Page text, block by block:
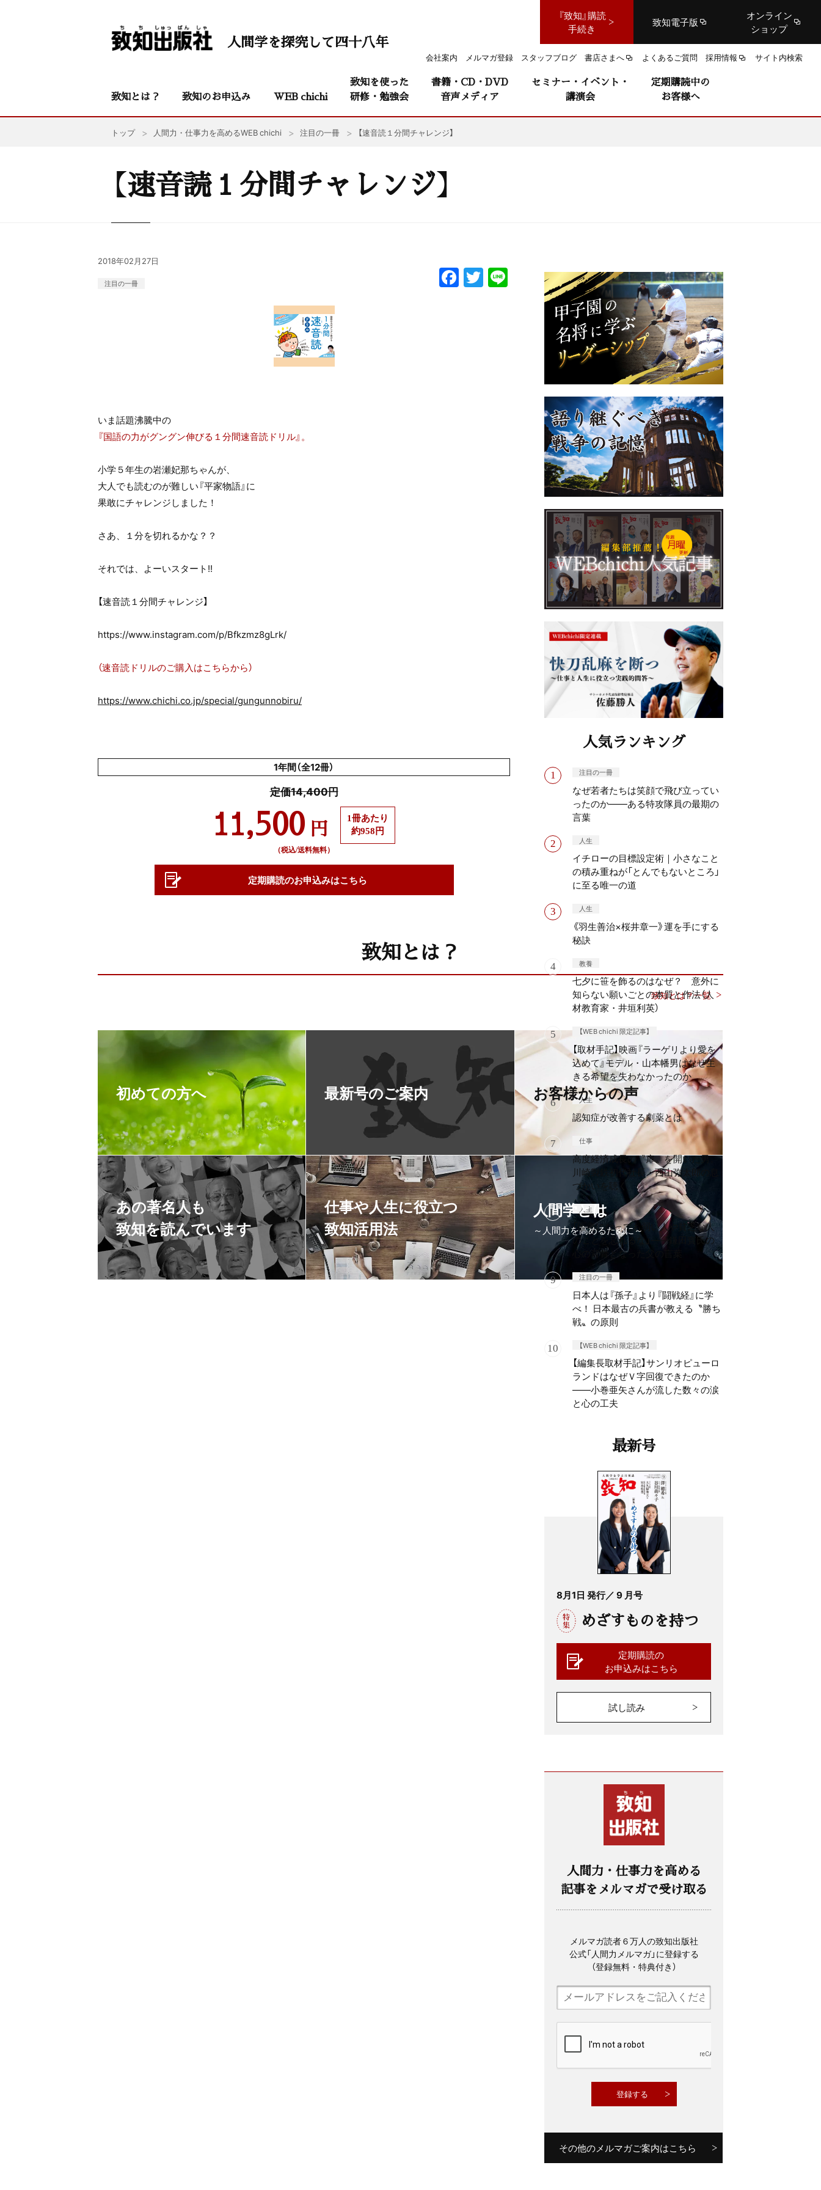
『致知』購読
手続き
致知電子版
オンライン
ショップ
会社案内 メルマガ登録 スタッフブログ 書店さまへ よくあるご質問 採用情報 サイト内検索
人間学を探究して四十八年
致知とは？ 致知のお申込み WEB chichi
致知を使った
研修・勉強会
書籍・CD・DVD
音声メディア
セミナー・イベント・
講演会
定期購読中の
お客様へ
トップ 人間力・仕事力を高めるWEB chichi 注目の一冊 【速音読１分間チャレンジ】
【速音読１分間チャレンジ】
2018年02月27日
注目の一冊 F
a
T
w
いま話題沸騰中の
『国語の力がグングン伸びる１分間速音読ドリル』。
小学５年生の岩瀬妃那ちゃんが、
大人でも読むのが難しい『平家物語』に
果敢にチャレンジしました！
さあ、１分を切れるかな？？
それでは、よーいスタート!!
【速音読１分間チャレンジ】
https://www.instagram.com/p/Bfkzmz8gLrk/
（速音読ドリルのご購入はこちらから）
https://www.chichi.co.jp/special/gungunnobiru/
1年間（全12冊）
定価14,400円
11,500 円
1冊あたり
約958円
（税込/送料無料）
定期購読のお申込みはこちら
致知とは？
致知とは？一覧
初めての方へ 最新号のご案内 お客様からの声
あの著名人も
致知を読んでいます
仕事や人生に役立つ
致知活用法
人間学とは
～人間力を高めるために～
人気ランキング
注目の一冊
なぜ若者たちは笑顔で飛び立ってい
ったのか——ある特攻隊員の最期の
言葉
人生
イチローの目標設定術｜小さなこと
の積み重ねが「とんでもないところ」
に至る唯一の道
人生
《羽生善治×桜井章一》運を手にする
秘訣
教養
七夕に笹を飾るのはなぜ？ 意外に
知らない願いごとの本質と作法（人
材教育家・井垣利英）
【WEB chichi 限定記事】
【取材手記】映画『ラーゲリより愛を
込めて』モデル・山本幡男はなぜ生
きる希望を失わなかったのか
人生
認知症が改善する劇薬とは
仕事
高度経済成長の〝扉〟を開いた男。
川崎製鉄初代社長・西山弥太郎の息
づかいを聴く
人生
「医者になっても弱い人や貧乏な人
のことを忘れるな」——鎌田實氏の
心の背骨となった父の言葉
注目の一冊
日本人は『孫子』より『闘戦経』に学
べ！ 日本最古の兵書が教える〝勝ち
戦〟の原則
【WEB chichi 限定記事】
【編集長取材手記】サンリオピューロ
ランドはなぜＶ字回復できたのか
——小巻亜矢さんが流した数々の涙
と心の工夫
最新号
8月1日 発行／ 9 月号
めざすものを持つ
定期購読の
お申込みはこちら
試し読み
人間力・仕事力を高める
記事をメルマガで受け取る
メルマガ読者６万人の致知出版社
公式「人間力メルマガ」に登録する
（登録無料・特典付き）
その他のメルマガご案内はこちら